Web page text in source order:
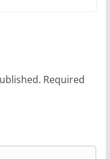
Required